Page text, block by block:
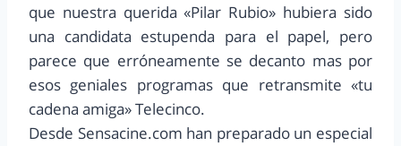
que nuestra querida «Pilar Rubio» hubiera sido
una candidata estupenda para el papel, pero
parece que erróneamente se decanto mas por
esos geniales programas que retransmite «tu
cadena amiga» Telecinco.
Desde Sensacine.com han preparado un especial